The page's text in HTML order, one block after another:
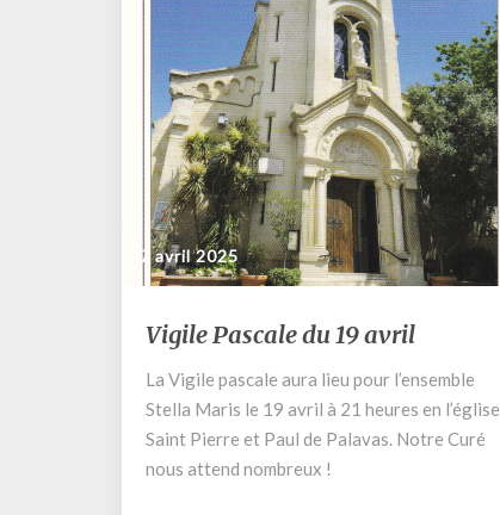
7 avril 2025
Vigile
Pascale
du
19
Vigile Pascale du 19 avril
La Vigile pascale aura lieu pour l’ensemble
Stella Maris le 19 avril à 21 heures en l’église
Saint Pierre et Paul de Palavas. Notre Curé
nous attend nombreux !